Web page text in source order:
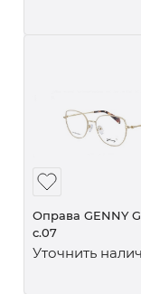
Оправа GENNY
c.07
Уточнить